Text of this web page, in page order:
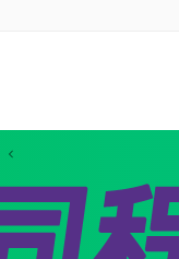
同程商旅